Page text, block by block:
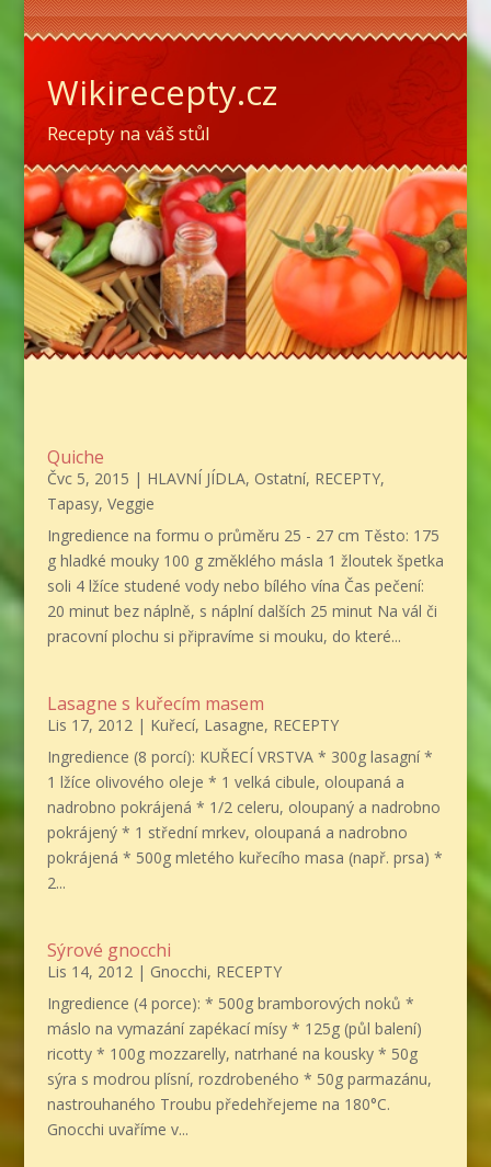
Wikirecepty.cz
Recepty na váš stůl
Quiche
Čvc 5, 2015 | HLAVNÍ JÍDLA, Ostatní, RECEPTY,
Tapasy, Veggie
Ingredience na formu o průměru 25 - 27 cm Těsto: 175
g hladké mouky 100 g změklého másla 1 žloutek špetka
soli 4 lžíce studené vody nebo bílého vína Čas pečení:
20 minut bez náplně, s náplní dalších 25 minut Na vál či
pracovní plochu si připravíme si mouku, do které...
Lasagne s kuřecím masem
Lis 17, 2012| Kuřecí, Lasagne, RECEPTY
Ingredience (8 porcí): KUŘECÍ VRSTVA * 300g lasagní *
1 lžíce olivového oleje * 1 velká cibule, oloupaná a
nadrobno pokrájená * 1/2 celeru, oloupaný a nadrobno
pokrájený * 1 střední mrkev, oloupaná a nadrobno
pokrájená * 500g mletého kuřecího masa (např. prsa) *
2...
Sýrové gnocchi
Lis 14, 2012| Gnocchi, RECEPTY
Ingredience (4 porce): * 500g bramborových noků *
máslo na vymazání zapékací mísy * 125g (půl balení)
ricotty * 100g mozzarelly, natrhané na kousky * 50g
sýra s modrou plísní, rozdrobeného * 50g parmazánu,
nastrouhaného Troubu předehřejeme na 180°C.
Gnocchi uvaříme v...